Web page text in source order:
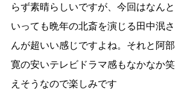
らず素晴らしいですが、今回はなんと
いっても晩年の北斎を演じる田中泯さ
んが超いい感じですよね。それと阿部
寛の安いテレビドラマ感もなかなか笑
えそうなので楽しみです